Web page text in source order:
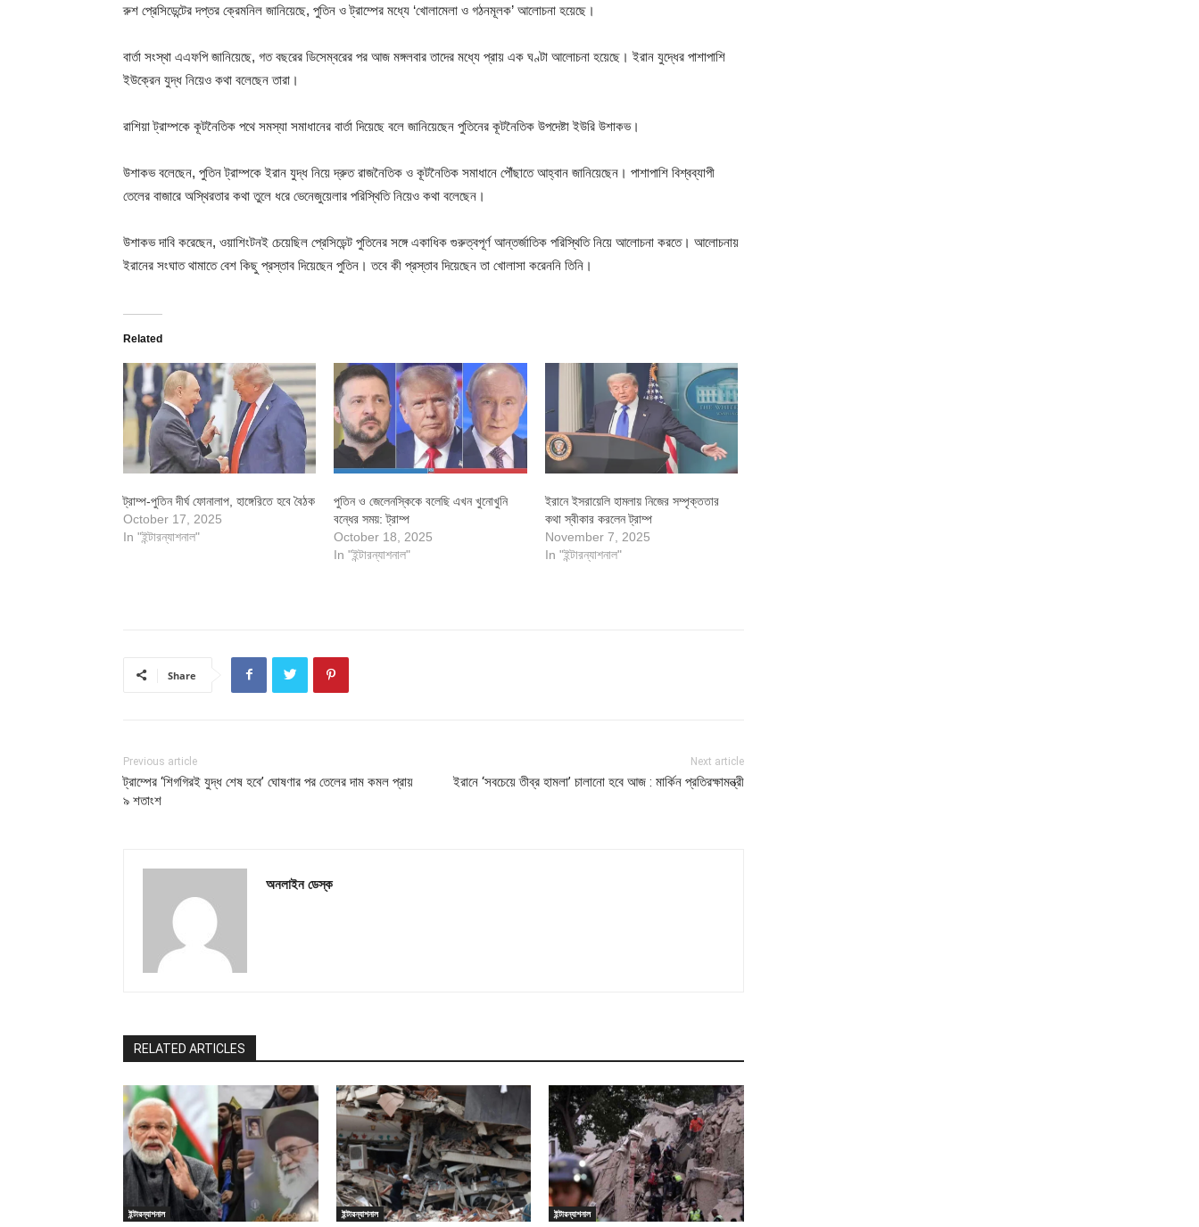
রুশ প্রেসিডেন্টের দপ্তর ক্রেমনিল জানিয়েছে, পুতিন ও ট্রাম্পের মধ্যে ‘খোলামেলা ও গঠনমূলক’ আলোচনা হয়েছে।
বার্তা সংস্থা এএফপি জানিয়েছে, গত বছরের ডিসেম্বরের পর আজ মঙ্গলবার তাদের মধ্যে প্রায় এক ঘণ্টা আলোচনা হয়েছে। ইরান যুদ্ধের পাশাপাশি
ইউক্রেন যুদ্ধ নিয়েও কথা বলেছেন তারা।
রাশিয়া ট্রাম্পকে কূটনৈতিক পথে সমস্যা সমাধানের বার্তা দিয়েছে বলে জানিয়েছেন পুতিনের কূটনৈতিক উপদেষ্টা ইউরি উশাকভ।
উশাকভ বলেছেন, পুতিন ট্রাম্পকে ইরান যুদ্ধ নিয়ে দ্রুত রাজনৈতিক ও কূটনৈতিক সমাধানে পৌঁছাতে আহ্বান জানিয়েছেন। পাশাপাশি বিশ্বব্যাপী
তেলের বাজারে অস্থিরতার কথা তুলে ধরে ভেনেজুয়েলার পরিস্থিতি নিয়েও কথা বলেছেন।
উশাকভ দাবি করেছেন, ওয়াশিংটনই চেয়েছিল প্রেসিডেন্ট পুতিনের সঙ্গে একাধিক গুরুত্বপূর্ণ আন্তর্জাতিক পরিস্থিতি নিয়ে আলোচনা করতে। আলোচনায়
ইরানের সংঘাত থামাতে বেশ কিছু প্রস্তাব দিয়েছেন পুতিন। তবে কী প্রস্তাব দিয়েছেন তা খোলাসা করেননি তিনি।
Related
ট্রাম্প-পুতিন দীর্ঘ ফোনালাপ, হাঙ্গেরিতে হবে বৈঠক
October 17, 2025
In "ইন্টারন্যাশনাল"
পুতিন ও জেলেনস্কিকে বলেছি এখন খুনোখুনি
বন্ধের সময়: ট্রাম্প
October 18, 2025
In "ইন্টারন্যাশনাল"
ইরানে ইসরায়েলি হামলায় নিজের সম্পৃক্ততার
কথা স্বীকার করলেন ট্রাম্প
November 7, 2025
In "ইন্টারন্যাশনাল"
Share
Previous article
ট্রাম্পের ‘শিগগিরই যুদ্ধ শেষ হবে’ ঘোষণার পর তেলের দাম কমল প্রায়
৯ শতাংশ
Next article
ইরানে ‌‘সবচেয়ে তীব্র হামলা’ চালানো হবে আজ : মার্কিন প্রতিরক্ষামন্ত্রী
অনলাইন ডেস্ক
RELATED ARTICLES
ইন্টারন্যাশনাল ইন্টারন্যাশনাল ইন্টারন্যাশনাল